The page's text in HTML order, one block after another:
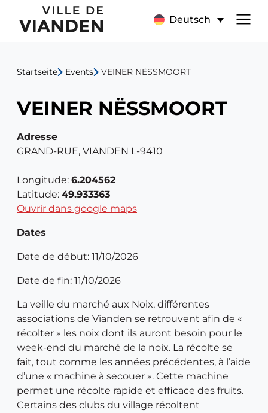
VEINER
NËSSMOORT
Deutsch
Hauptnavigationsmenü
Startseite Events VEINER NËSSMOORT
VEINER NËSSMOORT
Adresse
GRAND-RUE, VIANDEN L-9410
Longitude: 6.204562
Latitude: 49.933363
Ouvrir dans google maps
Dates
Date de début: 11/10/2026
Date de fin: 11/10/2026
La veille du marché aux Noix, différentes
associations de Vianden se retrouvent afin de «
récolter » les noix dont ils auront besoin pour le
week-end du marché de la noix. La récolte se
fait, tout comme les années précédentes, à l’aide
d’une « machine à secouer ». Cette machine
permet une récolte rapide et efficace des fruits.
Certains des clubs du village récoltent